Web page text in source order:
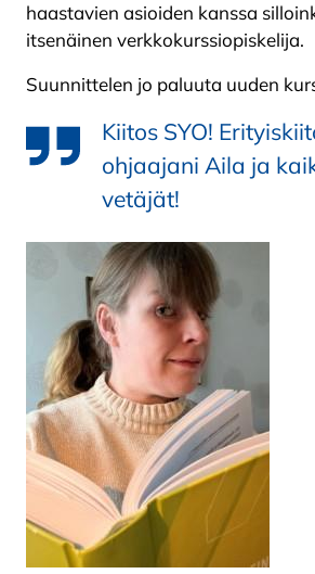
haastavien asioiden kanssa
itsenäinen verkkokurssiopiskelija.
Suunnittelen jo paluuta uuden
Kiitos SYO!
ohjaajani Aila ja
vetäjät!